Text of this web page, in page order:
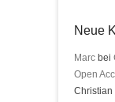
Neue
Marc bei
Open
Christian